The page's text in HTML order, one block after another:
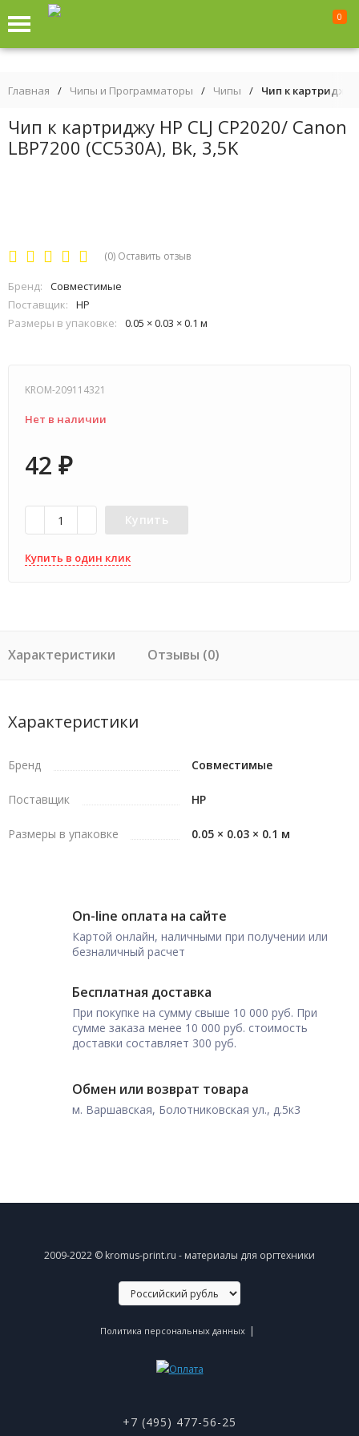
0
Главная / Чипы и Программаторы / Чипы / Чип к картриджу
Чип к картриджу HP CLJ СP2020/ Canon
LBP7200 (CC530A), Bk, 3,5K
(0) Оставить отзыв
Бренд:
Совместимые
Поставщик:
HP
Размеры в упаковке:
0.05 × 0.03 × 0.1 м
KROM-209114321
Нет в наличии
42 ₽
Купить
Купить в один клик
Характеристики Отзывы (0)
Характеристики
Бренд Совместимые
Поставщик HP
Размеры в упаковке 0.05 × 0.03 × 0.1 м
On-line оплата на сайте
Картой онлайн, наличными при получении или
безналичный расчет
Бесплатная доставка
При покупке на сумму свыше 10 000 руб. При
сумме заказа менее 10 000 руб. стоимость
доставки составляет 300 руб.
Обмен или возврат товара
м. Варшавская, Болотниковская ул., д.5к3
2009-2022 © kromus-print.ru - материалы для оргтехники
Политика персональных данных |
+7 (495) 477-56-25